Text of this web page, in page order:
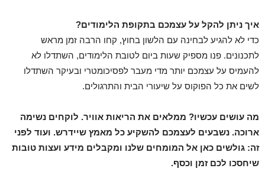
איך ניתן להקל על עצמכם בתקופת הלימודים?
כדי לא להגיע לבחינה עם הלשון בחוץ, קחו הרבה זמן מראש
לתכנונים. פנו מספיק שעות ביום לטובת הלימודים, השתדלו לא
להעמיס על עצמכם יותר מדי מעבר לפסיכומטרי ובעיקר השתדלו
לשים את כל הפוקוס על שיעורי הבית והתרגולים.
מה עושים עכשיו? ממלאים את הריאות אוויר. לוקחים נשימה
ארוכה. נשבעים לעצמכם להשקיע כל מאמץ שיידרש. ועוד לפני
זה: גולשים כאן אל המומחים שלנו ומקבלים מידע ועצות טובות
שיחסכו לכם זמן וכסף.